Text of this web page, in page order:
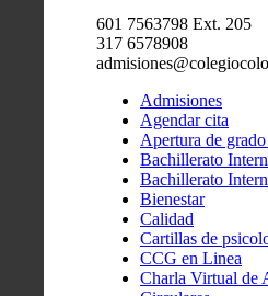
601 7563798 Ext. 205
317 6578908
Admisiones
Agendar cita
Apertura de
Bachillerato
Bachillerato
Bienestar
Calidad
Cartillas de
CCG en Linea
Charla Virtual de